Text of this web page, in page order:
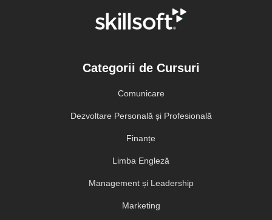
Categorii de Cursuri
Comunicare
Dezvoltare Personală și Profesională
Finanțe
Limba Engleză
Management și Leadership
Marketing